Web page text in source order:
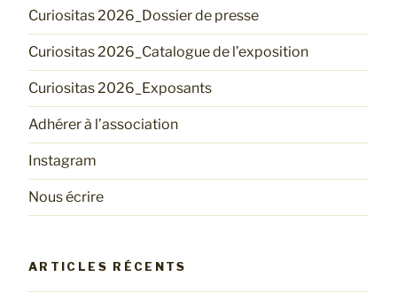
Curiositas 2026_Dossier de presse
Curiositas 2026_Catalogue de l’exposition
Curiositas 2026_Exposants
Adhérer à l’association
Instagram
Nous écrire
ARTICLES RÉCENTS